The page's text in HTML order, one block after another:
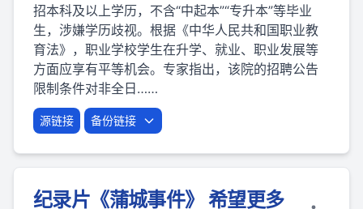
招本科及以上学历，不含“中起本”“专升本”等毕业
生，涉嫌学历歧视。根据《中华人民共和国职业教
育法》，职业学校学生在升学、就业、职业发展等
方面应享有平等机会。专家指出，该院的招聘公告
限制条件对非全日……
源链接 备份链接
纪录片《蒲城事件》 希望更多